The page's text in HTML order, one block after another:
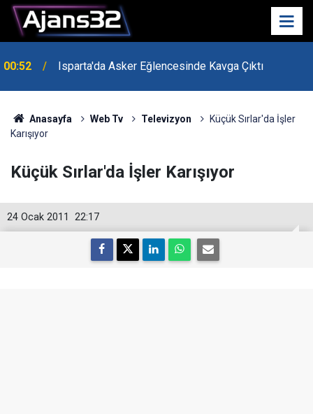
00:52 Isparta'da Asker Eğlencesinde Kavga Çıktı
Anasayfa Web Tv Televizyon
Küçük Sırlar'da İşler
Karışıyor
Küçük Sırlar'da İşler Karışıyor
22:17
24 Ocak 2011